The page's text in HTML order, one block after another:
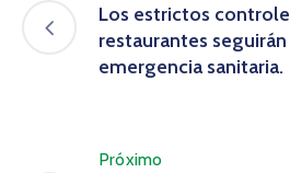
Los estrictos
restaurantes
emergencia sanitaria.
Próximo